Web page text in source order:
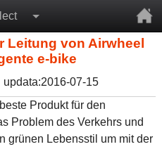
Leitung von Airwheel
e-bike
updata:2016-07-15
Produkt für den
Problem des Verkehrs und
grünen Lebensstil um mit der